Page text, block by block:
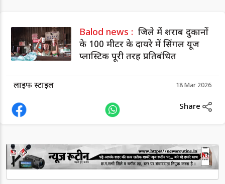
Balod news : जिले में शराब दुकानों
के 100 मीटर के दायरे में सिंगल यूज
प्लास्टिक पूरी तरह प्रतिबंधित
लाइफ स्टाइल 18 Mar 2026
Share